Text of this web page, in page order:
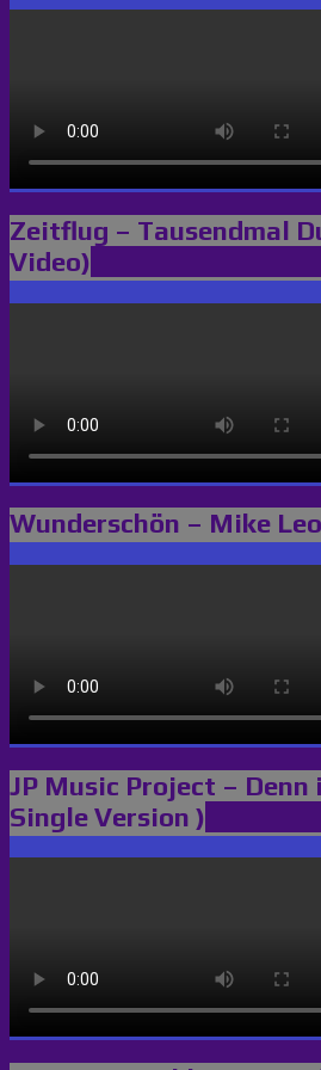
Zeitflug – Tausendmal
Video)
Wunderschön – Mike
JP Music Project – Denn
Single Version )